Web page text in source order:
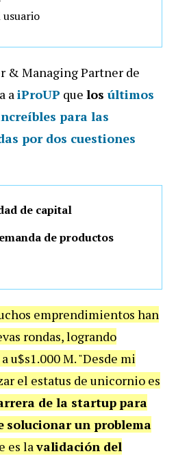
& Managing Partner de
aiProUP que los últimos
para las
por dos cuestiones
de capital
de productos
emprendimientos han
rondas, logrando
u$s1.000 M. "Desde mi
el estatus de unicornio es
de la startuppara
solucionar un problema
es lavalidación del